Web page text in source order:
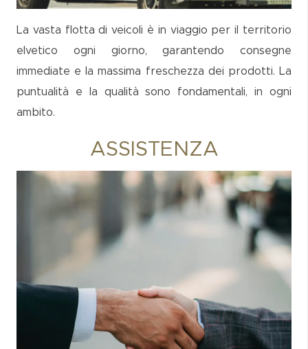
La vasta flotta di veicoli è in viaggio per il territorio
elvetico ogni giorno, garantendo consegne
immediate e la massima freschezza dei prodotti. La
puntualità e la qualità sono fondamentali, in ogni
ambito.
ASSISTENZA